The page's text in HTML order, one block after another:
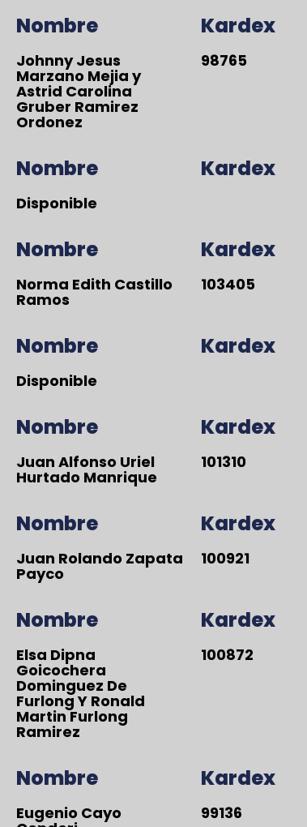
Nombre
Johnny Jesus
Marzano Mejia y
Astrid Carolina
Gruber Ramirez
Ordonez
Kardex
98765
Nombre
Disponible
Kardex
Nombre
Norma Edith Castillo
Ramos
Kardex
103405
Nombre
Disponible
Kardex
Nombre
Juan Alfonso Uriel
Hurtado Manrique
Kardex
101310
Nombre
Juan Rolando Zapata
Payco
Kardex
100921
Nombre
Elsa Dipna
Goicochera
Dominguez De
Furlong Y Ronald
Martin Furlong
Ramirez
Kardex
100872
Nombre
Eugenio Cayo
Kardex
99136